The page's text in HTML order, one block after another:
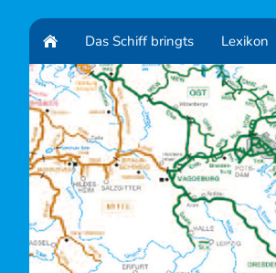
Das Schiff bringts Lexikon